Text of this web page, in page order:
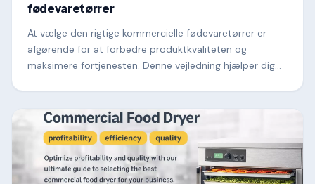
fødevaretørrer
At vælge den rigtige kommercielle fødevaretørrer er
afgørende for at forbedre produktkvaliteten og
maksimere fortjenesten. Denne vejledning hjælper dig
kapacitet, så du kan vælge den bedste tørreløsning til
din virksomhed og opnå ensartet, høj-værdi resultater.